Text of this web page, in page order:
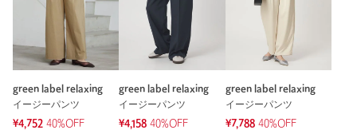
green label relaxing
イージーパンツ
¥4,752 40%OFF
green label relaxing
イージーパンツ
¥4,158 40%OFF
green label relaxing
イージーパンツ
¥7,788 40%OFF